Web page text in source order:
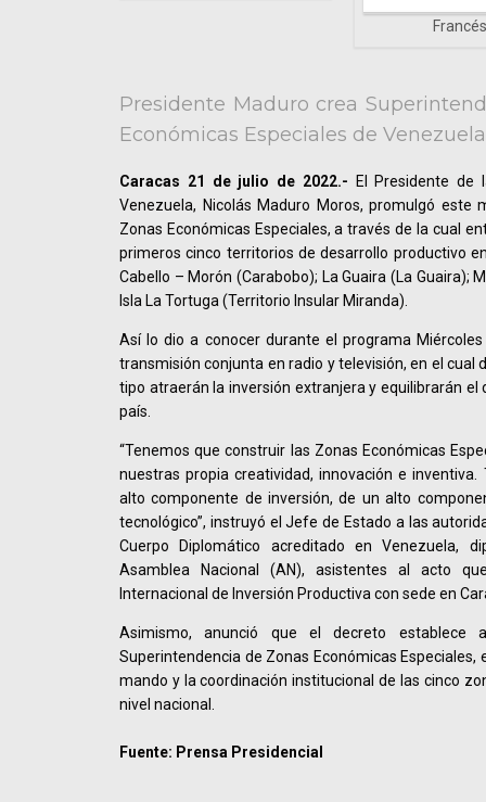
Francés
Presidente Maduro crea
Económicas Especiales de Venezuela
Caracas 21 de julio de 2022.- El Presidente de
Venezuela, Nicolás Maduro Moros, promulgó este
Zonas Económicas Especiales, a través de la cual
primeros cinco territorios de desarrollo productivo
Cabello – Morón (Carabobo); La Guaira (La Guaira);
Isla La Tortuga (Territorio Insular Miranda).
Así lo dio a conocer durante el programa
transmisión conjunta en radio y televisión, en el cual
tipo atraerán la inversión extranjera y equilibrarán el
país.
“Tenemos que construir las Zonas Económicas
nuestras propia creatividad, innovación e
alto componente de inversión, de un alto
tecnológico”, instruyó el Jefe de Estado a las
Cuerpo Diplomático acreditado en Venezuela,
Asamblea Nacional (AN), asistentes al acto
Internacional de Inversión Productiva con sede en
Asimismo, anunció que el decreto establece
Superintendencia de Zonas Económicas
mando y la coordinación institucional de las cinco
nivel nacional.
Fuente: Prensa Presidencial